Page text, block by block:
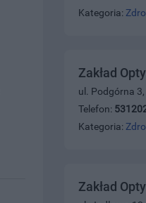
Kategoria:
Zakład
ul. Podgórna
Telefon:
Kategoria:
Zakład